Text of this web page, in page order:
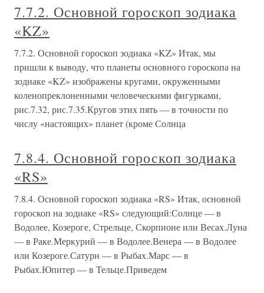
7.7.2. Основной гороскоп зодиака
«KZ»
7.7.2. Основной гороскоп зодиака «KZ» Итак, мы
пришли к выводу, что планеты основного гороскопа на
зодиаке «KZ» изображены кругами, окруженными
коленопреклоненными человеческими фигурками,
рис.7.32, рис.7.35.Кругов этих пять — в точности по
числу «настоящих» планет (кроме Солнца
7.8.4. Основной гороскоп зодиака
«RS»
7.8.4. Основной гороскоп зодиака «RS» Итак, основной
гороскоп на зодиаке «RS» следующий:Солнце — в
Водолее, Козероге, Стрельце, Скорпионе или Весах.Луна
— в Раке.Меркурий — в Водолее.Венера — в Водолее
или Козероге.Сатурн — в Рыбах.Марс — в
Рыбах.Юпитер — в Тельце.Приведем